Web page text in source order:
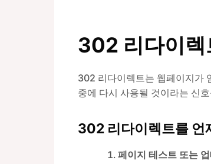
302 리다이렉
302 리다이렉트는 웹페이지가
중에 다시 사용될 것이라는 신
302 리다이렉트를 언
페이지 테스트 또는